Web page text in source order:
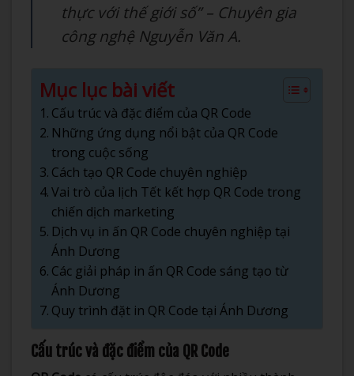
thực với thế giới số” – Chuyên gia
công nghệ Nguyễn Văn A.
Mục lục bài viết
Cấu trúc và đặc điểm của QR Code
Những ứng dụng nổi bật của QR Code
trong cuộc sống
Cách tạo QR Code chuyên nghiệp
Vai trò của lịch Tết kết hợp QR Code trong
chiến dịch marketing
Dịch vụ in ấn QR Code chuyên nghiệp tại
Ánh Dương
Các giải pháp in ấn QR Code sáng tạo từ
Ánh Dương
Quy trình đặt in QR Code tại Ánh Dương
Cấu trúc và đặc điểm của QR Code